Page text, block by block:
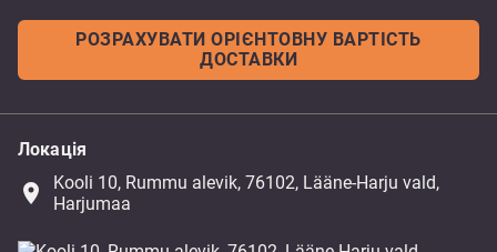
РОЗРАХУВАТИ ОРІЄНТОВНУ ВАРТІСТЬ
ДОСТАВКИ
Локація
place
Kooli 10, Rummu alevik, 76102, Lääne-Harju vald,
Harjumaa